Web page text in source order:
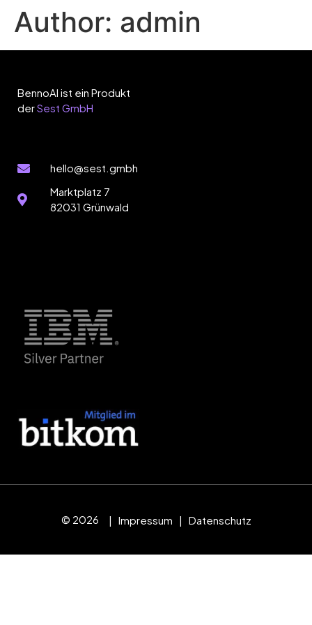
Author: admin
BennoAI ist ein Produkt
derSest GmbH
hello@sest.gmbh
Marktplatz 7
82031 Grünwald
© 2026 | Impressum | Datenschutz